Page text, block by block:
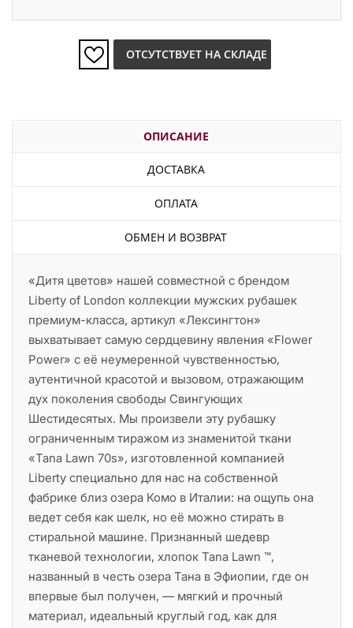
ОТСУТСТВУЕТ НА СКЛАДЕ
ОПИСАНИЕ
ДОСТАВКА
ОПЛАТА
ОБМЕН И ВОЗВРАТ
«Дитя цветов» нашей совместной с брендом
Liberty of London коллекции мужских рубашек
премиум-класса, артикул «Лексингтон»
выхватывает самую сердцевину явления «Flower
Power» с её неумеренной чувственностью,
аутентичной красотой и вызовом, отражающим
дух поколения свободы Свингующих
Шестидесятых. Мы произвели эту рубашку
ограниченным тиражом из знаменитой ткани
«Tana Lawn 70s», изготовленной компанией
Liberty специально для нас на собственной
фабрике близ озера Комо в Италии: на ощупь она
ведет себя как шелк, но её можно стирать в
стиральной машине. Признанный шедевр
тканевой технологии, хлопок Tana Lawn ™,
названный в честь озера Тана в Эфиопии, где он
впервые был получен, — мягкий и прочный
материал, идеальный круглый год, как для